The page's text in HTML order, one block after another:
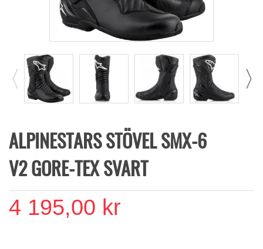
ALPINESTARS STÖVEL SMX-6
V2 GORE-TEX SVART
4 195,00 kr